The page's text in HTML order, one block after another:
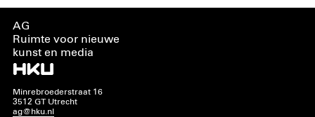
AG
Ruimte voor nieuwe
kunst en media
Minrebroederstraat 16
3512 GT Utrecht
ag@hku.nl